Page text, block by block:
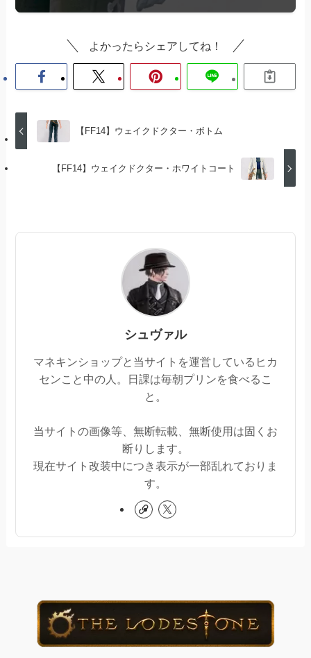
よかったらシェアしてね！
【FF14】ウェイクドクター・ボトム
【FF14】ウェイクドクター・ホワイトコート
シュヴァル
マネキンショップと当サイトを運営しているヒカ
センこと中の人。日課は毎朝プリンを食べるこ
と。
当サイトの画像等、無断転載、無断使用は固くお
断りします。
現在サイト改装中につき表示が一部乱れておりま
す。